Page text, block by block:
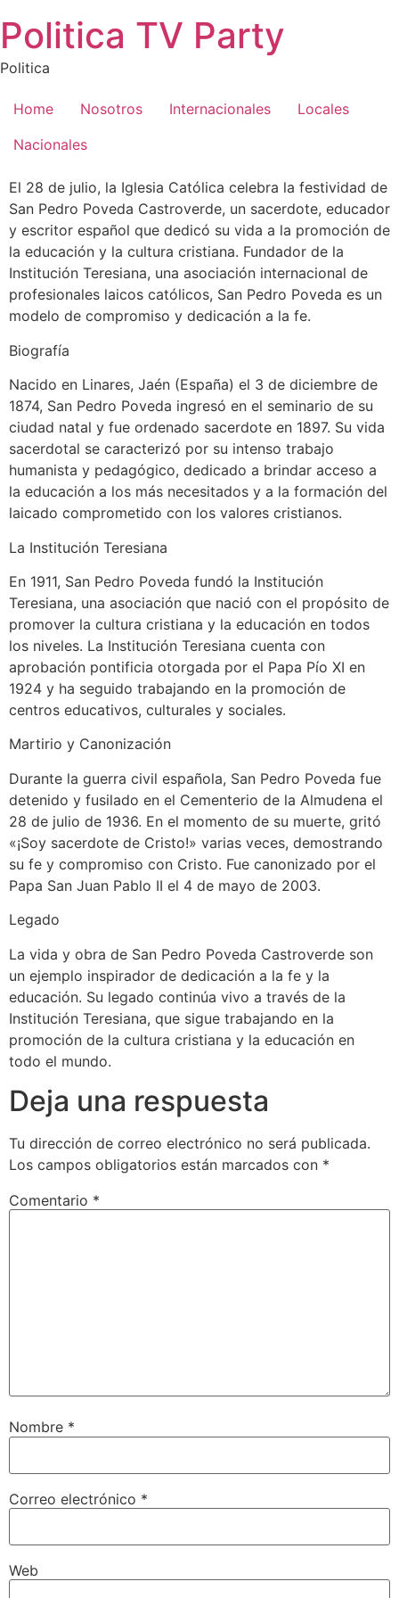
al
contenido
Politica TV Party
Politica
Home Nosotros Internacionales
Locales
Nacionales
El 28 de julio, la Iglesia Católica celebra la festividad de
San Pedro Poveda Castroverde, un sacerdote, educador
y escritor español que dedicó su vida a la promoción de
la educación y la cultura cristiana. Fundador de la
Institución Teresiana, una asociación internacional de
profesionales laicos católicos, San Pedro Poveda es un
modelo de compromiso y dedicación a la fe.
Biografía
Nacido en Linares, Jaén (España) el 3 de diciembre de
1874, San Pedro Poveda ingresó en el seminario de su
ciudad natal y fue ordenado sacerdote en 1897. Su vida
sacerdotal se caracterizó por su intenso trabajo
humanista y pedagógico, dedicado a brindar acceso a
la educación a los más necesitados y a la formación del
laicado comprometido con los valores cristianos.
La Institución Teresiana
En 1911, San Pedro Poveda fundó la Institución
Teresiana, una asociación que nació con el propósito de
promover la cultura cristiana y la educación en todos
los niveles. La Institución Teresiana cuenta con
aprobación pontificia otorgada por el Papa Pío XI en
1924 y ha seguido trabajando en la promoción de
centros educativos, culturales y sociales.
Martirio y Canonización
Durante la guerra civil española, San Pedro Poveda fue
detenido y fusilado en el Cementerio de la Almudena el
28 de julio de 1936. En el momento de su muerte, gritó
«¡Soy sacerdote de Cristo!» varias veces, demostrando
su fe y compromiso con Cristo. Fue canonizado por el
Papa San Juan Pablo II el 4 de mayo de 2003.
Legado
La vida y obra de San Pedro Poveda Castroverde son
un ejemplo inspirador de dedicación a la fe y la
educación. Su legado continúa vivo a través de la
Institución Teresiana, que sigue trabajando en la
promoción de la cultura cristiana y la educación en
todo el mundo.
Deja una respuesta
Tu dirección de correo electrónico no será publicada.
Los campos obligatorios están marcados con *
Comentario *
Nombre *
Correo electrónico *
Web